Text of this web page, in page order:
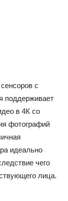
с
поддерживает
в 4К со
фотографий
идеально
чего
лица.